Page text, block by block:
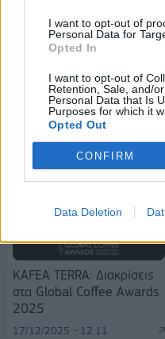
I want to opt-out of
Personal Data for
Opted In
I want to opt-out of
Retention, Sale, and/
Personal Data that Is
Purposes for which it
Opted Out
CONFIRM
Data Deletion
ΠΕΡΙΣΣΌΤΕΡΑ
KAFEA TERRA: Διακρίσεις
στα Global Coffee Awards
2025
17/12/2025 - 12:11